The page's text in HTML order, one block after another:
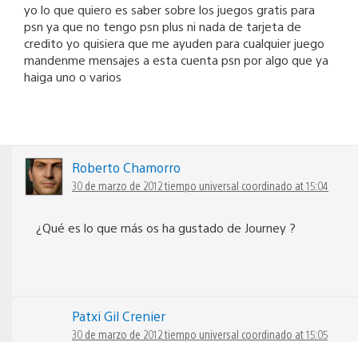
yo lo que quiero es saber sobre los juegos gratis para
psn ya que no tengo psn plus ni nada de tarjeta de
credito yo quisiera que me ayuden para cualquier juego
mandenme mensajes a esta cuenta psn por algo que ya
haiga uno o varios
Roberto Chamorro
30 de marzo de 2012 tiempo universal coordinado at 15:04
¿Qué es lo que más os ha gustado de Journey ?
Patxi Gil Crenier
30 de marzo de 2012 tiempo universal coordinado at 15:05